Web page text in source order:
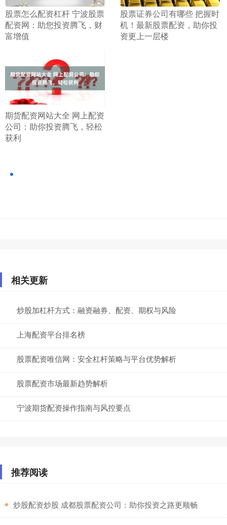
​股票怎么配资杠杆 宁波股票
配资网：助您投资腾飞，财
富增值
​股票证券公司有哪些 把握时
机！最新股票配资，助你投
资更上一层楼
​期货配资网站大全 网上配资
公司：助你投资腾飞，轻松
获利
相关更新
炒股加杠杆方式：融资融券、配资、期权与风险
上海配资平台排名榜
股票配资唯信网：安全杠杆策略与平台优势解析
股票配资市场最新趋势解析
宁波期货配资操作指南与风控要点
推荐阅读
​炒股配资炒股 成都股票配资公司：助你投资之路更顺畅